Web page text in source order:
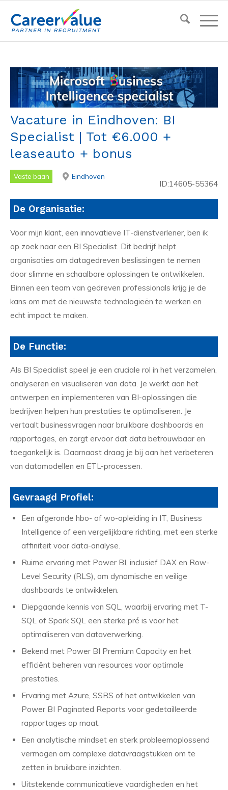
Vacature in Eindhoven: BI
Specialist | Tot €6.000 +
leaseauto + bonus
Vaste baan Eindhoven
ID:14605-55364
De Organisatie:
Voor mijn klant, een innovatieve IT-dienstverlener, ben ik
op zoek naar een BI Specialist. Dit bedrijf helpt
organisaties om datagedreven beslissingen te nemen
door slimme en schaalbare oplossingen te ontwikkelen.
Binnen een team van gedreven professionals krijg je de
kans om met de nieuwste technologieën te werken en
echt impact te maken.
De Functie:
Als BI Specialist speel je een cruciale rol in het verzamelen,
analyseren en visualiseren van data. Je werkt aan het
ontwerpen en implementeren van BI-oplossingen die
bedrijven helpen hun prestaties te optimaliseren. Je
vertaalt businessvragen naar bruikbare dashboards en
rapportages, en zorgt ervoor dat data betrouwbaar en
toegankelijk is. Daarnaast draag je bij aan het verbeteren
van datamodellen en ETL-processen.
Gevraagd Profiel:
Een afgeronde hbo- of wo-opleiding in IT, Business
Intelligence of een vergelijkbare richting, met een sterke
affiniteit voor data-analyse.
Ruime ervaring met Power BI, inclusief DAX en Row-
Level Security (RLS), om dynamische en veilige
dashboards te ontwikkelen.
Diepgaande kennis van SQL, waarbij ervaring met T-
SQL of Spark SQL een sterke pré is voor het
optimaliseren van dataverwerking.
Bekend met Power BI Premium Capacity en het
efficiënt beheren van resources voor optimale
prestaties.
Ervaring met Azure, SSRS of het ontwikkelen van
Power BI Paginated Reports voor gedetailleerde
rapportages op maat.
Een analytische mindset en sterk probleemoplossend
vermogen om complexe datavraagstukken om te
zetten in bruikbare inzichten.
Uitstekende communicatieve vaardigheden en het